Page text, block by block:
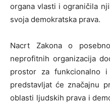
organa vlasti i ograničila
svoja demokratska prava.
Nacrt Zakona o
neprofitnih organizacija
prostor za funkcionalno
predstavljat će značajnu
oblasti ljudskih prava i